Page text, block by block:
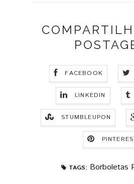
FACEBOOK
LINKEDIN
STUMBLEUPON
TAGS: Borboletas